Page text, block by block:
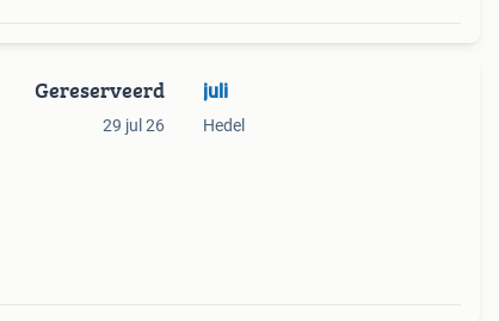
Gereserveerd
29 jul 26
juli
Hedel